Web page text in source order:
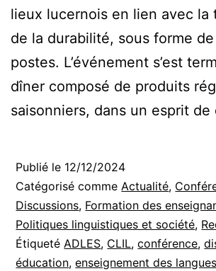
lieux lucernois en lien avec la
de la durabilité, sous forme
postes. L’événement s’est
dîner composé de produits
saisonniers, dans un esprit de
Publié le 12/12/2024
Catégorisé commeActualité,
Discussions, Formation des
Politiques linguistiques et société,
ÉtiquetéADLES, CLIL,conférence,
éducation,enseignement des